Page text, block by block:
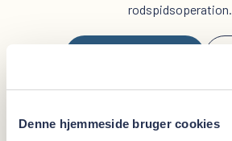
Denne hjemmeside bruger cookies
rodspidsoperation.